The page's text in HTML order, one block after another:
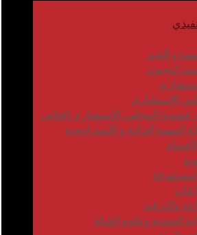
و القيم
الاستشاري
المجلس الاستشاري الخاص
المهمة الذكية و الاستراتيجية
والترفيه
الصحية وعلوم الحياة